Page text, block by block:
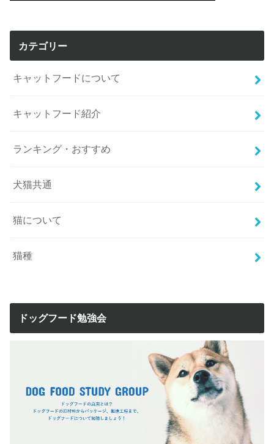
カテゴリー
キャットフードについて
キャットフード紹介
ランキング・おすすめ
犬猫共通
猫について
猫種
ドッグフード勉強会